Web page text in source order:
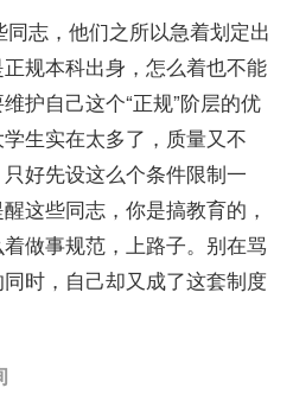
志，他们之所以急着划定出
规本科出身，怎么着也不能
护自己这个“正规”阶层的优
生实在太多了，质量又不
好先设这么个条件限制一
这些同志，你是搞教育的，
做事规范，上路子。别在骂
时，自己却又成了这套制度